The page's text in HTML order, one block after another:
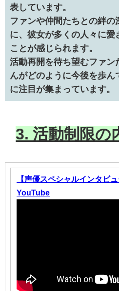
表しています。
ファンや仲間たちとの絆の
に、彼女が多くの人々に愛
ことが感じられます。
活動再開を待ち望むファン
んがどのように今後を歩ん
に注目が集まっています。
3. 活動制限の
【声優スペシャルインタビ
YouTube